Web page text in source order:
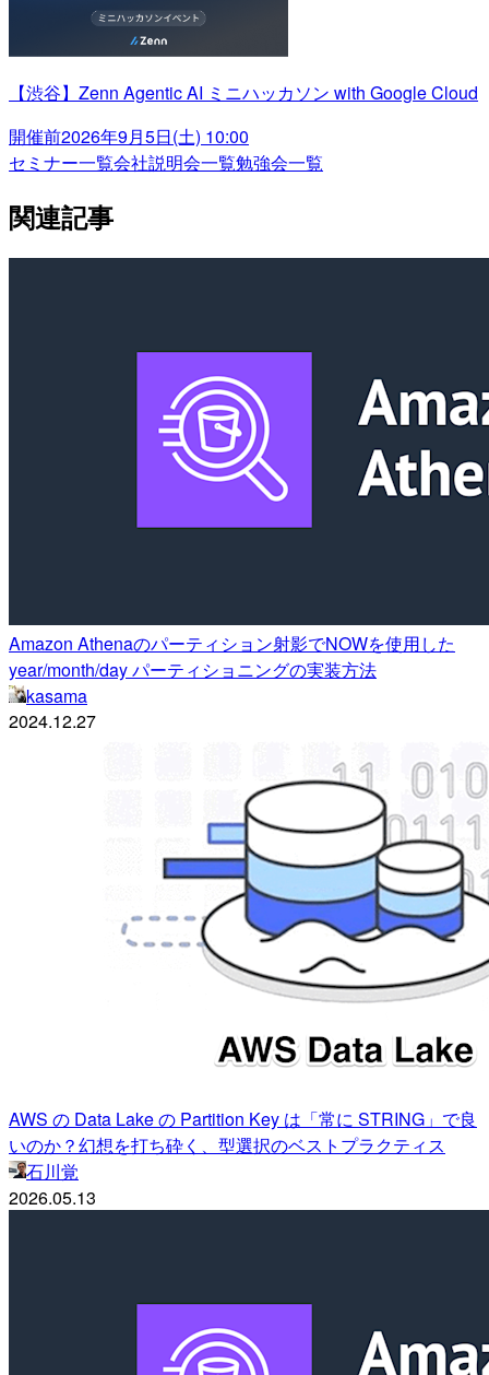
【渋谷】Zenn Agentic AI ミニハッカソン with Google Cloud
開催前2026年9月5日(土) 10:00
セミナー一覧会社説明会一覧勉強会一覧
関連記事
Amazon Athenaのパーティション射影でNOWを使用した
year/month/day パーティショニングの実装方法
kasama
2024.12.27
AWS の Data Lake の Partition Key は「常に STRING」で良
いのか？幻想を打ち砕く、型選択のベストプラクティス
石川覚
2026.05.13